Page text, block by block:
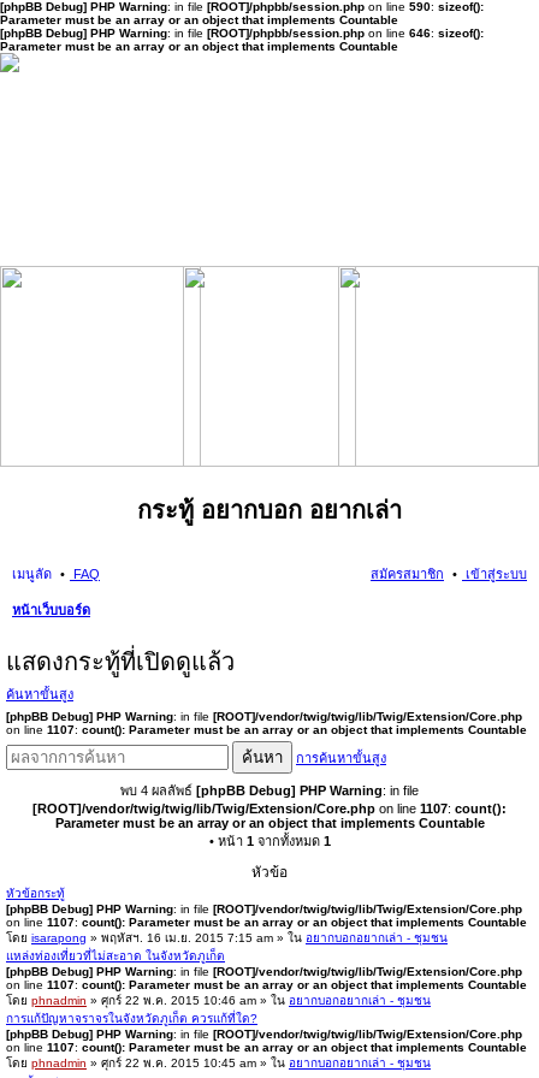
[phpBB Debug] PHP Warning: in file [ROOT]/phpbb/session.php on line 590: sizeof():
Parameter must be an array or an object that implements Countable
[phpBB Debug] PHP Warning: in file [ROOT]/phpbb/session.php on line 646: sizeof():
Parameter must be an array or an object that implements Countable
กระทู้ อยากบอก อยากเล่า
เมนูลัด FAQ เข้าสู่ระบบ
สมัครสมาชิก
หน้าเว็บบอร์ด
แสดงกระทู้ที่เปิดดูแล้ว
ค้นหาขั้นสูง
[phpBB Debug] PHP Warning: in file [ROOT]/vendor/twig/twig/lib/Twig/Extension/Core.php
on line 1107: count(): Parameter must be an array or an object that implements Countable
ค้นหา การค้นหาขั้นสูง
พบ 4 ผลลัพธ์ [phpBB Debug] PHP Warning: in file
[ROOT]/vendor/twig/twig/lib/Twig/Extension/Core.php on line 1107: count():
Parameter must be an array or an object that implements Countable
• หน้า 1จากทั้งหมด 1
หัวข้อ
หัวข้อกระทู้
[phpBB Debug] PHP Warning: in file [ROOT]/vendor/twig/twig/lib/Twig/Extension/Core.php
on line 1107: count(): Parameter must be an array or an object that implements Countable
โดย isarapong » พฤหัสฯ. 16 เม.ย. 2015 7:15 am » ใน อยากบอกอยากเล่า - ชุมชน
แหล่งท่องเที่ยวที่ไม่สะอาด ในจังหวัดภูเก็ต
[phpBB Debug] PHP Warning: in file [ROOT]/vendor/twig/twig/lib/Twig/Extension/Core.php
on line 1107: count(): Parameter must be an array or an object that implements Countable
โดย phnadmin » ศุกร์ 22 พ.ค. 2015 10:46 am » ใน อยากบอกอยากเล่า - ชุมชน
การแก้ปัญหาจราจรในจังหวัดภูเก็ต ควรแก้ที่ใด?
[phpBB Debug] PHP Warning: in file [ROOT]/vendor/twig/twig/lib/Twig/Extension/Core.php
on line 1107: count(): Parameter must be an array or an object that implements Countable
โดย phnadmin » ศุกร์ 22 พ.ค. 2015 10:45 am » ใน อยากบอกอยากเล่า - ชุมชน